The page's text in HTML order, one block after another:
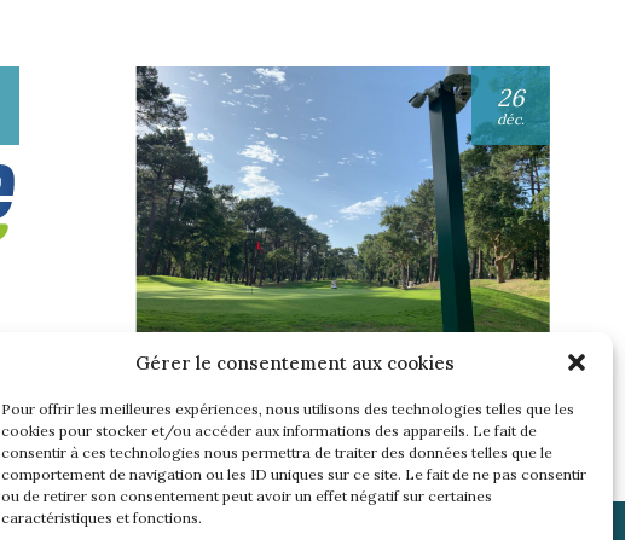
Gérer le consentement aux cookies
Pour offrir les meilleures expériences, nous utilisons des technologies telles que les
cookies pour stocker et/ou accéder aux informations des appareils. Le fait de
consentir à ces technologies nous permettra de traiter des données telles que le
comportement de navigation ou les ID uniques sur ce site. Le fait de ne pas consentir
ou de retirer son consentement peut avoir un effet négatif sur certaines
caractéristiques et fonctions.
26
déc.
UNE SEMAINE… TOUS LES GOLFS
Lire l'article